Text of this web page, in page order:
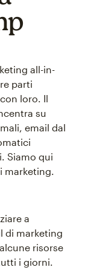
all-in-
parti
loro. Il
su
email dal
Siamo qui
marketing.
a
di marketing
risorse
i giorni.